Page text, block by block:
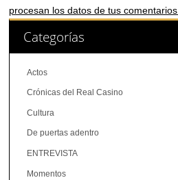
procesan los datos de tus comentarios.
Categorías
Actos
Crónicas del Real Casino
Cultura
De puertas adentro
ENTREVISTA
Momentos